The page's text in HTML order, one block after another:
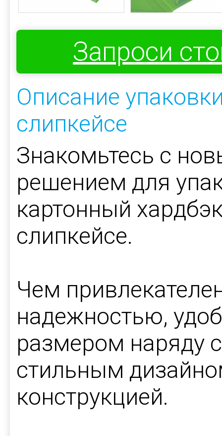
Запроси
Описание
слипкейсе
Знакомьтесь с
решением для
картонный
слипкейсе.
Чем
надежностью,
размером наряду
стильным
конструкцией.